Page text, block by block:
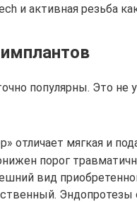
и активная резьба
популярны. Это не
отличает мягкая и
порог
вид